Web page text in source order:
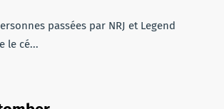
passées par NRJ et Legend
le cé...